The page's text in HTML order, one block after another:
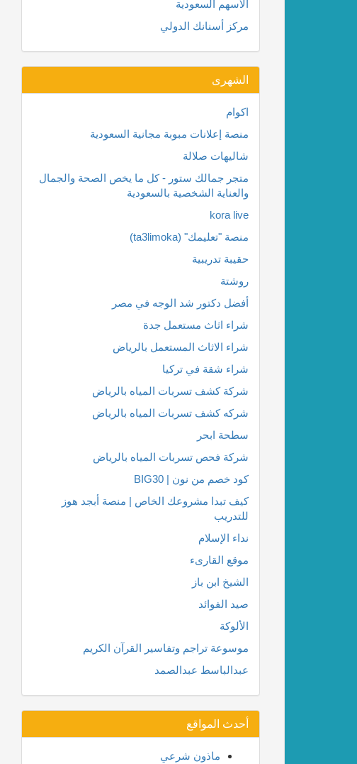
الأسهم السعودية
مركز أسنانك الدولي
الشهرى
اكوام
منصة إعلانات مبوبة مجانية السعودية
شاليهات صلالة
متجر جمالك ستور - كل ما يخص الصحة والجمال
والعناية الشخصية بالسعودية
kora live
منصة "تعليمك" (ta3limoka)
حقيبة تدريبية
روشتة
أفضل دكتور شد الوجه في مصر
شراء اثاث مستعمل جدة
شراء الاثاث المستعمل بالرياض
شراء شقة في تركيا
شركة كشف تسربات المياه بالرياض
شركه كشف تسربات المياه بالرياض
سطحة ابحر
شركة فحص تسربات المياه بالرياض
كود خصم من نون | BIG30
كيف تبدا مشروعك الخاص | منصة أبجد هوز
للتدريب
نداء الإسلام
موقع القارىء
الشيخ ابن باز
صيد الفوائد
الألوكة
موسوعة تراجم وتفاسير القرآن الكريم
عبدالباسط عبدالصمد
أحدث المواقع
ماذون شرعي